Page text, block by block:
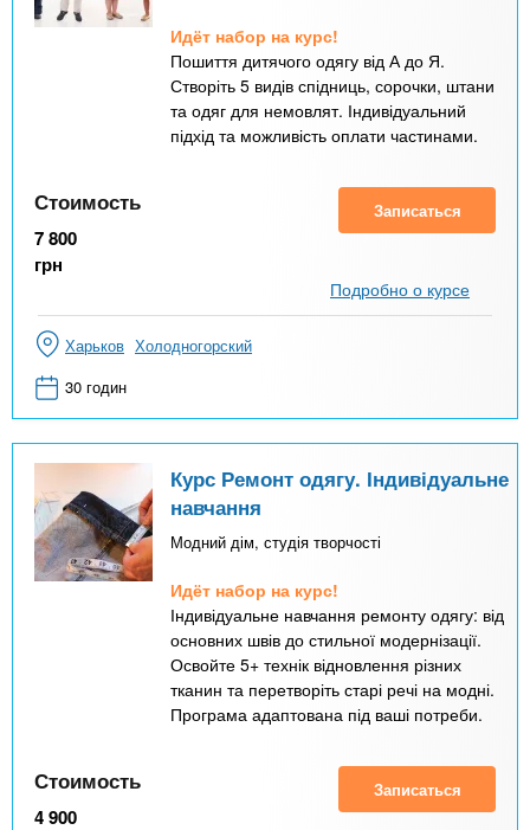
Идёт набор на курс!
Пошиття дитячого одягу від А до Я.
Створіть 5 видів спідниць, сорочки, штани
та одяг для немовлят. Індивідуальний
підхід та можливість оплати частинами.
Стоимость
7 800
грн
Записаться
Подробно о курсе
Харьков Холодногорский
30 годин
Курс Ремонт одягу. Індивідуальне
навчання
Модний дім, студія творчості
Идёт набор на курс!
Індивідуальне навчання ремонту одягу: від
основних швів до стильної модернізації.
Освойте 5+ технік відновлення різних
тканин та перетворіть старі речі на модні.
Програма адаптована під ваші потреби.
Стоимость
4 900
Записаться